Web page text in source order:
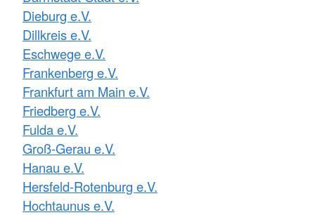
Dieburg e.V.
Dillkreis e.V.
Eschwege e.V.
Frankenberg e.V.
Frankfurt am Main e.V.
Friedberg e.V.
Fulda e.V.
Groß-Gerau e.V.
Hanau e.V.
Hersfeld-Rotenburg e.V.
Hochtaunus e.V.